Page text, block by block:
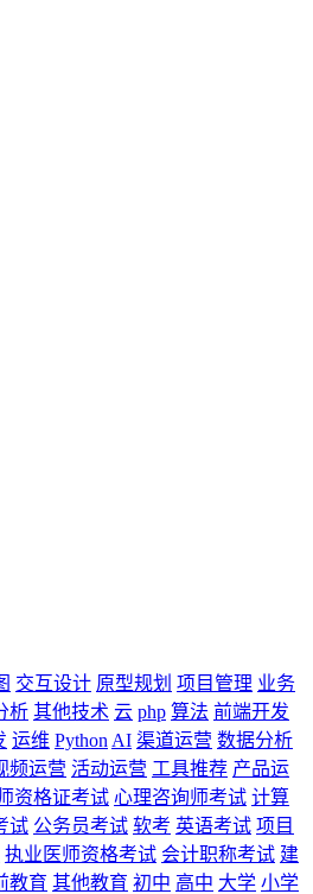
交互设计 原型规划 项目管理 业务
析 其他技术 云 php 算法 前端开发
运维 Python AI 渠道运营 数据分析
频运营 活动运营 工具推荐 产品运
资格证考试 心理咨询师考试 计算
试 公务员考试 软考 英语考试 项目
执业医师资格考试 会计职称考试 建
教育 其他教育 初中 高中 大学 小学